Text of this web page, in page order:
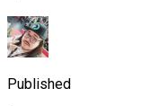
Published